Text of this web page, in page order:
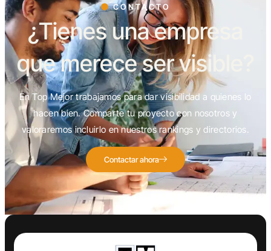
CONTACTO
¿Tienes una empresa
que merece ser visible?
En Top Mejor trabajamos para dar visibilidad a quienes lo
hacen bien. Comparte tu proyecto con nosotros y
valoraremos incluirlo en nuestros rankings y directorios.
Contactar ahora